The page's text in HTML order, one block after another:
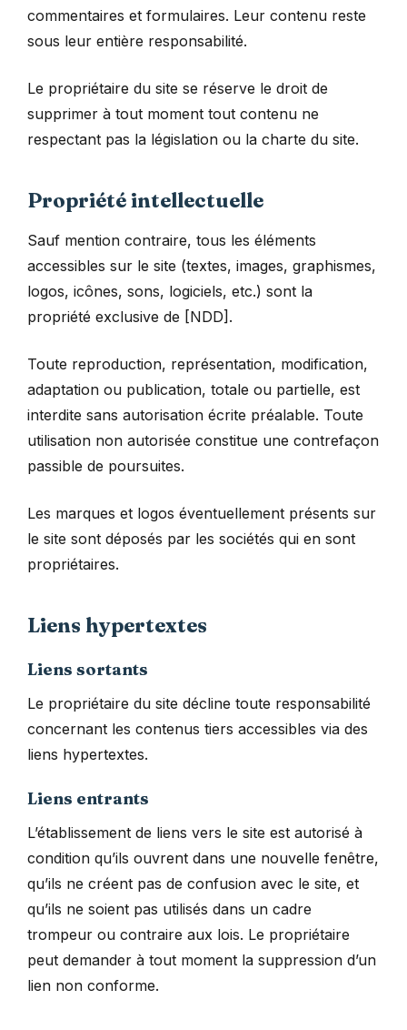
commentaires et formulaires. Leur contenu reste
sous leur entière responsabilité.
Le propriétaire du site se réserve le droit de
supprimer à tout moment tout contenu ne
respectant pas la législation ou la charte du site.
Propriété intellectuelle
Sauf mention contraire, tous les éléments
accessibles sur le site (textes, images, graphismes,
logos, icônes, sons, logiciels, etc.) sont la
propriété exclusive de [NDD].
Toute reproduction, représentation, modification,
adaptation ou publication, totale ou partielle, est
interdite sans autorisation écrite préalable. Toute
utilisation non autorisée constitue une contrefaçon
passible de poursuites.
Les marques et logos éventuellement présents sur
le site sont déposés par les sociétés qui en sont
propriétaires.
Liens hypertextes
Liens sortants
Le propriétaire du site décline toute responsabilité
concernant les contenus tiers accessibles via des
liens hypertextes.
Liens entrants
L’établissement de liens vers le site est autorisé à
condition qu’ils ouvrent dans une nouvelle fenêtre,
qu’ils ne créent pas de confusion avec le site, et
qu’ils ne soient pas utilisés dans un cadre
trompeur ou contraire aux lois. Le propriétaire
peut demander à tout moment la suppression d’un
lien non conforme.